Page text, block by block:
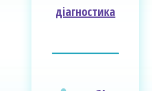
діагностика